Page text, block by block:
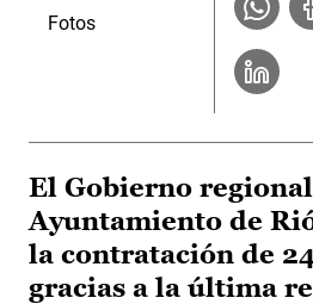
Fotos
El Gobierno
Ayuntamiento de
la contratación de
gracias a la última